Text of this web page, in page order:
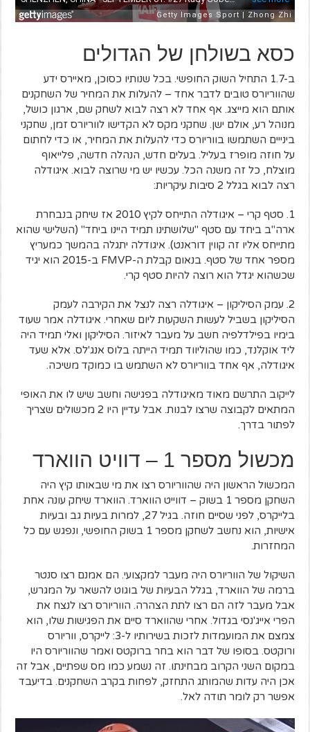
כסא בשולחן של הגדולים
ב-1.7 התחיל השוק החופשי. בכל שנותיו כסוכן, מאיירס ידע
שהווריורס טובים לדבר אחד – להעלות את המחיר של השחקנים
אותם הוא מייצג. אף אחד לא רצה לבוא לשחק שם, ארגון כושל,
מנוהל רע, אולם ישן. שחקני מקס לא הקדישו לווריורס זמן, שחקני
בינייים השתמשו בווריורס כדי להעלות את המחיר, או כדי לחתום
על חוזה מופרז בעליל. בעלים חדש, הנהלה חדשה, פלייאוף
מוצלח, כל זה משנה הכל. עכשיו יש מי שרוצה לבוא. איגודלה
רצה לבוא בגלל 2 סיבות עיקריות:
1. סטף קרי – איגודלה התייחס לקיץ 2010 אז שיחק בנבחרת
ארה"ב ביחד עם סטף "שלושתינו תמיד היינו ביחד" (השלישי שהוא
מתייחס אליו זה קווין דוראנט). איגודלה יתגלה בהמשך כמעריץ
מספר אחד של סטף. בנאום קבלת ה-FMVP ב-2015 הוא יגיד
שכשהוא יגדל הוא רוצה להיות סטף קרי.
2. עמק הסיליקון – איגודלה רצה לנצל את הקירבה לעמק
הסיליקון בשביל לעשות השקעות ליום שאחרי. איגודלה אמר שעוד
בימיו בפילדלפיה חשב על מעבר לאיזור. הסיליקון ואלי תמיד היה
ליד אוקלנד, כמו שהוליווד תמיד הייתה בלוס אנג'לס. אלא שעד
איגודלה, אף אחד בווריורס לא השתמש בו כמוקד משיכה.
לייקוב התרשם מאוד מאיגודלה בפגישה וחשב שיש לו את האופי
המתאים לקבוצה שרצו לבנות. אבל עדיין היו 2 מכשולים שצריך
לפתור בדרך.
מכשול מספר 1 – דוויט הווארד
המכשול הראשון היה שהווריורס רצו את מי שבאותו קיץ היה
השחקן מספר 1 בשוק – דווייט הווארד. הווארד שיחק עונה אחת
בלייקרס, לפני שסיים חוזה. בגיל 27, למרות בעיות גב ובעיות
אישיות, הוא נחשב לשחקן מספר 1 בשוק החופשי, ונפגש עם כל
המחזרות.
השיקול של הווריורס היה מעבר למקצועי. הם אמנם רצו סנטר
ברמה של הווארד, בגלל הבעיות של בוגוט להשאר על המגרש,
אבל מעבר לזה הם רצו לתת הצהרה. הווריורס רצו לנצח את
הפרי אייג'נסי בגדול. אחרי שהווארד סיים את הפגישות שלו, הוא
צמצם את המועמדות לזכות בשירותיו ל-3: לייקרס, ווריורס
ורוקטס. בסופו של דבר הוא בחר ברוקטס ואמר שהווריורס היו
במקום השני הקרוב מבחינתו. זה נשמע כמו מס שפתיים, אבל זה
אכן היה עדות שהמותג התחזק, לפחות בקרב השחקנים. בדיעבד
אפשר רק לומר תודה לאל.